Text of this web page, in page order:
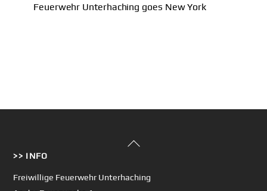
Feuerwehr Unterhaching goes New York
Back
>> INFO
Freiwillige Feuerwehr Unterhaching